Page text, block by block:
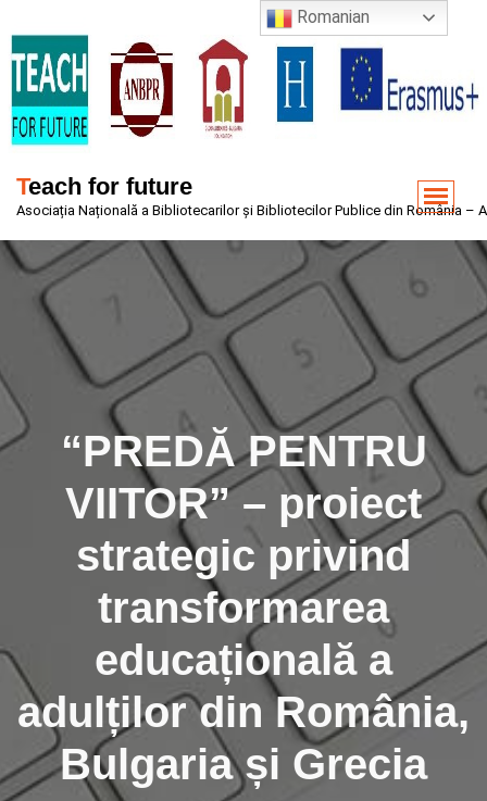
conținut
Teach for future
Asociația Națională a Bibliotecarilor și Bibliotecilor Publice din România –
“PREDĂ PENTRU
VIITOR” – proiect
strategic privind
transformarea
educațională a
adulților din România,
Bulgaria și Grecia
Romanian